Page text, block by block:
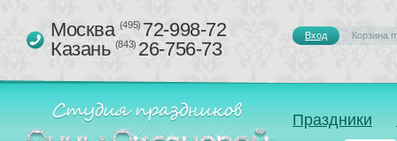
Праздники
Москва (495)72-998-72
Казань (843)26-756-73
Вход Корзина